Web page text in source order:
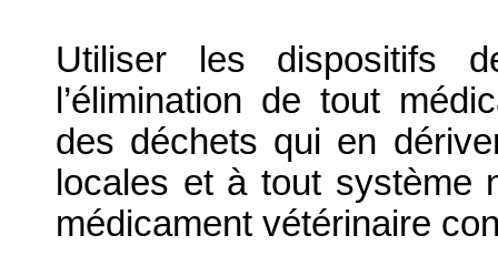
Utiliser les dispositifs
l’élimination de tout
des déchets qui en
locales et à tout système
médicament vétérinaire